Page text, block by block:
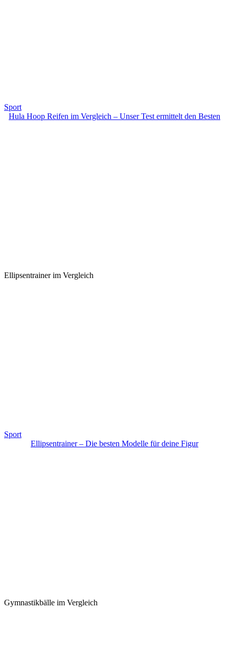
Sport
Hula Hoop Reifen im Vergleich – Unser Test ermittelt den Besten
Ellipsentrainer im Vergleich
Sport
Ellipsentrainer – Die besten Modelle für deine Figur
Gymnastikbälle im Vergleich